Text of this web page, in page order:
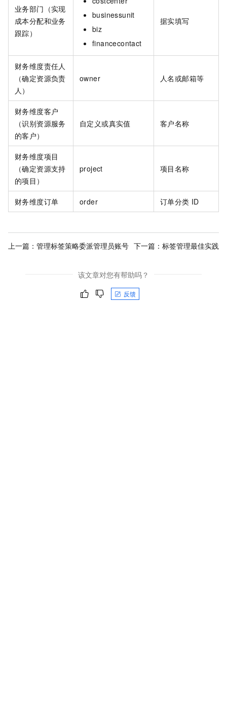
业务部门（实现
成本分配和业务
跟踪）
businessunit
biz
financecontact
据实填写
财务维度责任人
（确定资源负责
人）
owner 人名或邮箱等
财务维度客户
（识别资源服务
的客户）
自定义或真实值 客户名称
财务维度项目
（确定资源支持
的项目）
project 项目名称
财务维度订单 order 订单分类 ID
上一篇： 管理标签策略委派管理员账号 下一篇： 标签管理最佳实践
该文章对您有帮助吗？
反馈